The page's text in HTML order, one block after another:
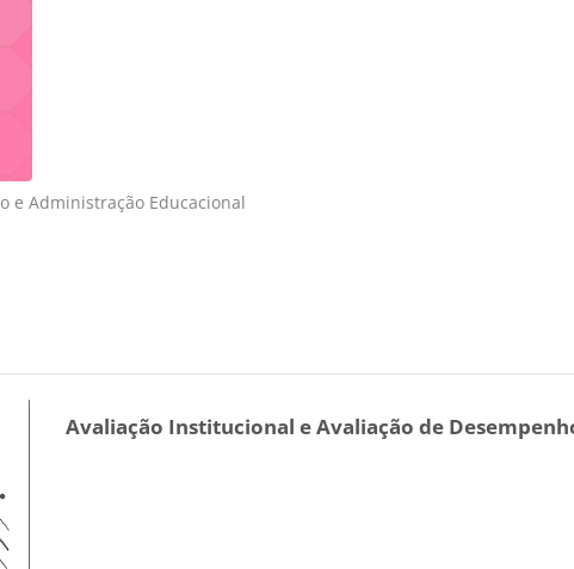
e Administração Educacional
Avaliação Institucional e Avaliação de